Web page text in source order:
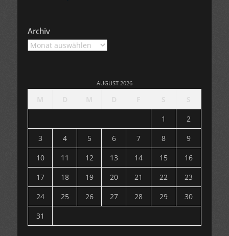
Archiv
Archiv
AUGUST 2026
1
2
3
4 5 6 7 8
9
10
11 12 13 14 15
16
17
18 19 20 21 22
23
24
25 26 27 28 29
30
31